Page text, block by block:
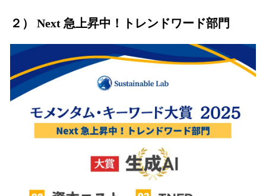
２） Next 急上昇中！トレンドワード部門